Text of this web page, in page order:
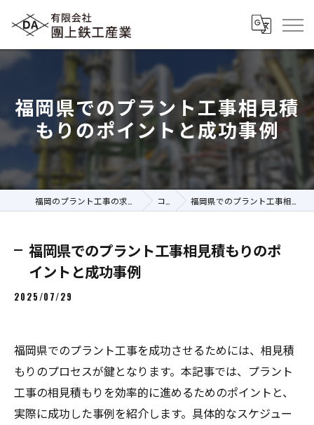
福岡県でのプラント工事相見積
もりのポイントと成功事例
コラム 福岡県でのプラント工事相見積もりのポイントと成功事例
福岡県でのプラント工事相見積もりのポ
イントと成功事例
2025/07/29
福岡県でのプラント工事を成功させるためには、相見積
もりのプロセスが鍵となります。本記事では、プラント
工事の相見積もりを効率的に進めるためのポイントと、
実際に成功した事例を紹介します。具体的なスケジュー